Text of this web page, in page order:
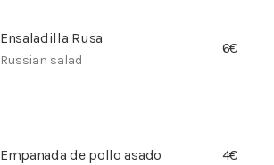
Ensaladilla Rusa
Russian salad
6€
Empanada de pollo asado 4€